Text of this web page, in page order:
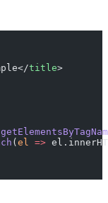
title>
( el =>